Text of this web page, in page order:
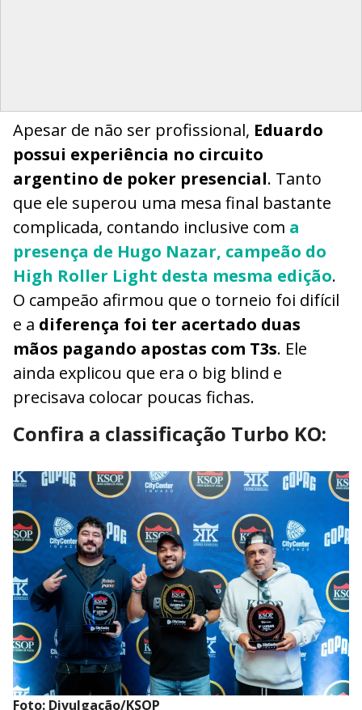
Apesar de não ser profissional, Eduardo
possui experiência no circuito
argentino de poker presencial. Tanto
que ele superou uma mesa final bastante
complicada, contando inclusive com a
presença de Hugo Nazar, campeão do
High Roller Light desta mesma edição.
O campeão afirmou que o torneio foi difícil
e a diferença foi ter acertado duas
mãos pagando apostas com T3s. Ele
ainda explicou que era o big blind e
precisava colocar poucas fichas.
Confira a classificação Turbo KO:
Foto: Divulgação/KSOP